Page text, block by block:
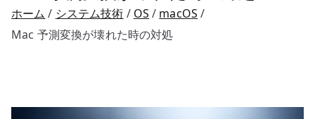
ホーム システム技術 OS
macOS
Mac 予測変換が壊れた時の対処